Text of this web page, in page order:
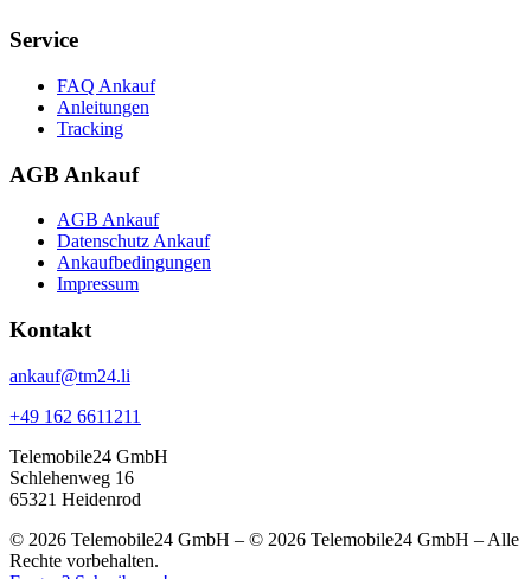
Service
FAQ Ankauf
Anleitungen
Tracking
AGB Ankauf
AGB Ankauf
Datenschutz Ankauf
Ankaufbedingungen
Impressum
Kontakt
ankauf@tm24.li
+49 162 6611211
Telemobile24 GmbH
Schlehenweg 16
65321 Heidenrod
© 2026 Telemobile24 GmbH – © 2026 Telemobile24 GmbH – Alle
Rechte vorbehalten.